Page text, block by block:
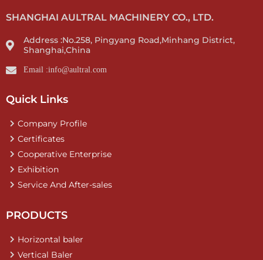
SHANGHAI AULTRAL MACHINERY CO., LTD.
Address :No.258, Pingyang Road,Minhang District,
Shanghai,China
Email :info@aultral.com
Quick Links
Company Profile
Certificates
Cooperative Enterprise
Exhibition
Service And After-sales
PRODUCTS
Horizontal baler
Vertical Baler